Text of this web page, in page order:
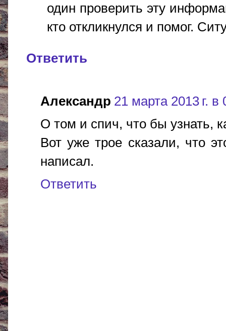
один проверить эту
кто откликнулся и помог.
Ответить
Александр 21 марта 2013 г. в
О том и спич, что бы узнать,
Вот уже трое сказали, что
написал.
Ответить